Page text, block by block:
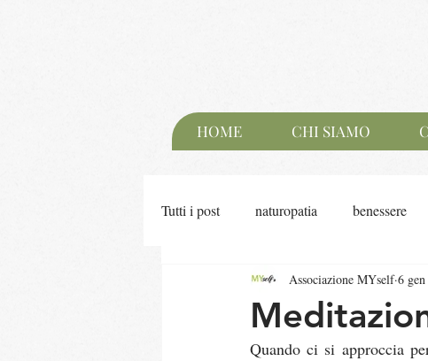
HOME CHI SIAMO
Tutti i post naturopatia benessere
meditazione pranayama
Associazione MYself 6
Quando ci si approccia